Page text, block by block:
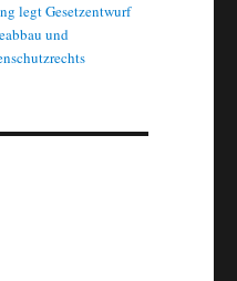
legt Gesetzentwurf
und